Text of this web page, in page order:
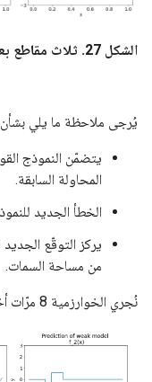
الشكل 27. ثلاث مقاطع بعد التكرار الثاني
يُرجى ملاحظة ما يلي بشأن
يتضمّن النموذج
المحاولة السابقة.
الخطأ الجديد
يركز التوقّع
من مساحة السمات.
نُجري الخوارزمية 8 مرّات أخرى: